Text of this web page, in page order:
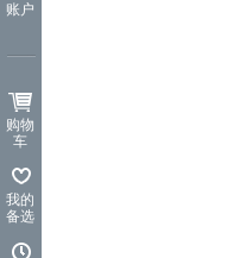
账户
购物
车
我的
备选